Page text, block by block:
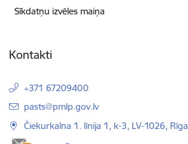
Sīkdatņu izvēles maiņa
Kontakti
+371 67209400
E-pasts:
pasts@pmlp.gov.lv
Čiekurkalna 1. līnija 1, k-3, LV-1026, Rīga